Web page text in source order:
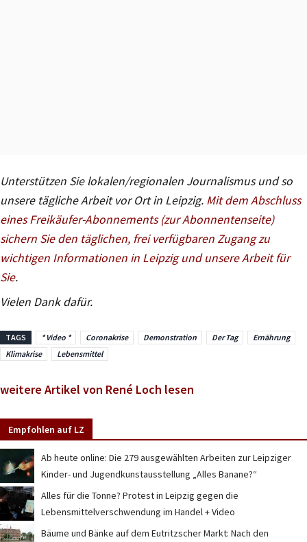
Unterstützen Sie lokalen/regionalen Journalismus und so
unsere tägliche Arbeit vor Ort in Leipzig. Mit dem Abschluss
eines Freikäufer-Abonnements (zur Abonnentenseite)
sichern Sie den täglichen, frei verfügbaren Zugang zu
wichtigen Informationen in Leipzig und unsere Arbeit für
Sie.
Vielen Dank dafür.
TAGS * Video * Coronakrise Demonstration Der Tag
Ernährung
Klimakrise
Lebensmittel
weitere Artikel von René Loch lesen
Empfohlen auf LZ
Ab heute online: Die 279 ausgewählten Arbeiten zur Leipziger
Kinder- und Jugendkunstausstellung „Alles Banane?“
Alles für die Tonne? Protest in Leipzig gegen die
Lebensmittelverschwendung im Handel + Video
Bäume und Bänke auf dem Eutritzscher Markt: Nach den